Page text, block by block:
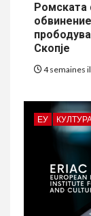
Ромската
Скопје
4 semaines il
ЕУ